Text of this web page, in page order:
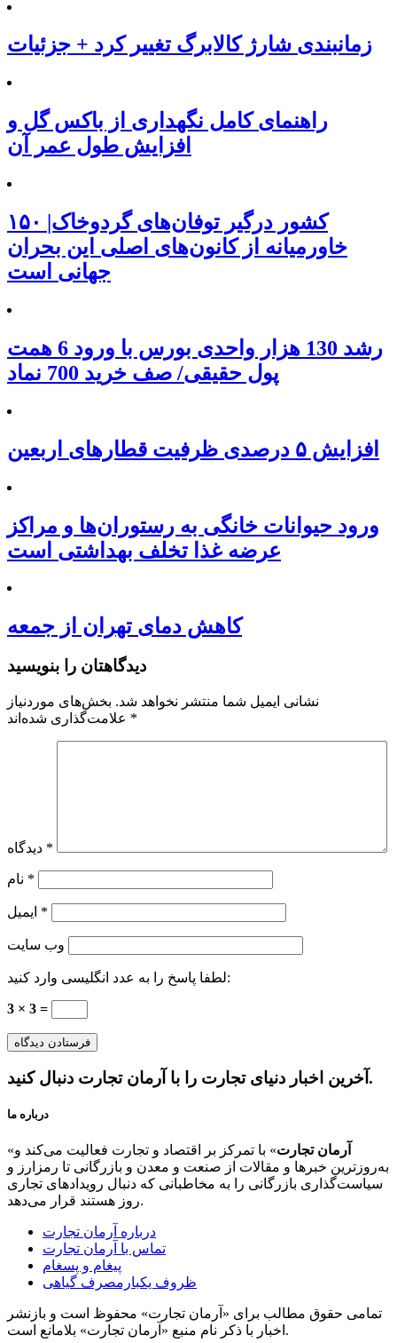
زمانبندی شارژ کالابرگ تغییر کرد + جزئیات
راهنمای کامل نگهداری از باکس گل و
افزایش طول عمر آن
۱۵۰ کشور درگیر توفان‌های گردوخاک|
خاورمیانه از کانون‌های اصلی این بحران
جهانی است
رشد 130 هزار واحدی بورس با ورود 6 همت
پول حقیقی/ صف خرید 700 نماد
افزایش ۵ درصدی ظرفیت قطارهای اربعین
ورود حیوانات خانگی به رستوران‌ها و مراکز
عرضه غذا تخلف بهداشتی است
کاهش دمای تهران از جمعه
دیدگاهتان را بنویسید
نشانی ایمیل شما منتشر نخواهد شد. بخش‌های موردنیاز
*
*
*
*
وب‌ سایت
لطفا پاسخ را به عدد انگلیسی وارد کنید:
3 × 3 =
آخرین اخبار دنیای تجارت را با آرمان تجارت دنبال کنید.
درباره ما
« آرمان تجارت» با تمرکز بر اقتصاد و تجارت فعالیت می‌کند و
به‌روزترین خبرها و مقالات از صنعت و معدن و بازرگانی تا رمزارز و
سیاست‌گذاری بازرگانی را به مخاطبانی که دنبال رویدادهای تجاری
روز هستند قرار می‌دهد.
درباره آرمان تجارت
تماس با آرمان تجارت
پیغام و پسغام
ظروف یکبارمصرف گیاهی
تمامی حقوق مطالب برای «آرمان تجارت» محفوظ است و بازنشر
اخبار با ذکر نام منبع «آرمان تجارت» بلامانع است.